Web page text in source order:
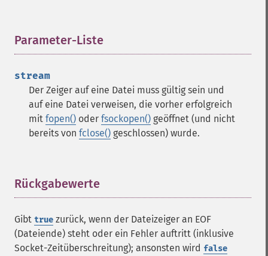
Parameter-Liste
stream
Der Zeiger auf eine Datei muss gültig sein und
auf eine Datei verweisen, die vorher erfolgreich
mit fopen() oder fsockopen() geöffnet (und nicht
bereits von fclose() geschlossen) wurde.
Rückgabewerte
Gibt true zurück, wenn der Dateizeiger an EOF
(Dateiende) steht oder ein Fehler auftritt (inklusive
Socket-Zeitüberschreitung); ansonsten wird false